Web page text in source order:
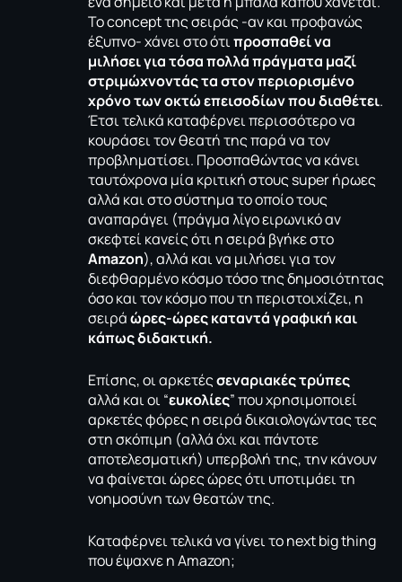
Το concept της σειράς -αν και προφανώς
έξυπνο- χάνει στο ότιπροσπαθεί να
μιλήσει για τόσα πολλά πράγματα μαζί
στριμώχνοντάς τα στον περιορισμένο
χρόνο των οκτώ επεισοδίων που διαθέτει.
Έτσι τελικά καταφέρνει περισσότερο να
κουράσει τον θεατή της παρά να τον
προβληματίσει. Προσπαθώντας να κάνει
ταυτόχρονα μία κριτική στους super ήρωες
αλλά και στο σύστημα το οποίο τους
αναπαράγει (πράγμα λίγο ειρωνικό αν
σκεφτεί κανείς ότι η σειρά βγήκε στο
Amazon), αλλά και να μιλήσει για τον
διεφθαρμένο κόσμο τόσο της δημοσιότητας
όσο και τον κόσμο που τη περιστοιχίζει, η
σειράώρες-ώρες καταντά γραφική και
κάπως διδακτική.
Επίσης, οι αρκετέςσεναριακές τρύπες
αλλά και οι “ευκολίες” που χρησιμοποιεί
αρκετές φόρες η σειρά δικαιολογώντας τες
στη σκόπιμη (αλλά όχι και πάντοτε
αποτελεσματική) υπερβολή της, την κάνουν
να φαίνεται ώρες ώρες ότι υποτιμάει τη
νοημοσύνη των θεατών της.
Καταφέρνει τελικά να γίνει το next big thing
που έψαχνε η Amazon;